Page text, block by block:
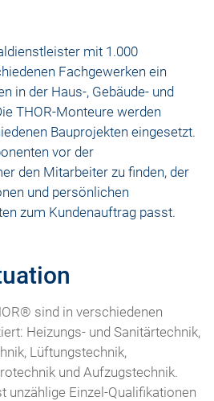
mit 1.000
Fachgewerken ein
in der Haus-, Gebäude- und
THOR-Monteure werden
Bauprojekten eingesetzt.
vor der
den Mitarbeiter zu finden, der
und persönlichen
zum Kundenauftrag passt.
sind in verschiedenen
Heizungs- und Sanitärtechnik,
Lüftungstechnik,
und Aufzugstechnik.
unzählige Einzel-Qualifikationen